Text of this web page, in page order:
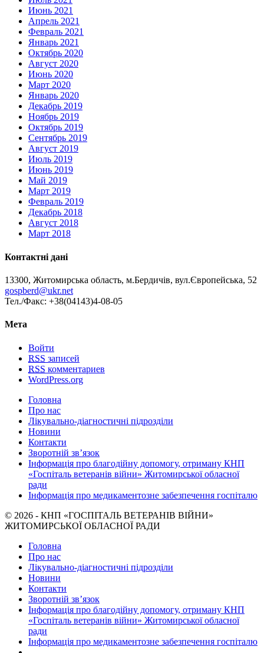
Июнь 2021
Апрель 2021
Февраль 2021
Январь 2021
Октябрь 2020
Август 2020
Июнь 2020
Март 2020
Январь 2020
Декабрь 2019
Ноябрь 2019
Октябрь 2019
Сентябрь 2019
Август 2019
Июль 2019
Июнь 2019
Май 2019
Март 2019
Февраль 2019
Декабрь 2018
Август 2018
Март 2018
Контактні дані
13300, Житомирська область, м.Бердичів, вул.Європейська, 52
gospberd@ukr.net
Тел./Факс: +38(04143)4-08-05
Мета
Войти
RSS записей
RSS комментариев
WordPress.org
Головна
Про нас
Лікувально-діагностичні підрозділи
Новини
Контакти
Зворотній зв’язок
Інформація про благодійну допомогу, отриману КНП
«Госпіталь ветеранів війни» Житомирської обласної
ради
Інформація про медикаментозне забезпечення госпіталю
© 2026 - КНП «ГОСПІТАЛЬ ВЕТЕРАНІВ ВІЙНИ»
ЖИТОМИРСЬКОЇ ОБЛАСНОЇ РАДИ
Головна
Про нас
Лікувально-діагностичні підрозділи
Новини
Контакти
Зворотній зв’язок
Інформація про благодійну допомогу, отриману КНП
«Госпіталь ветеранів війни» Житомирської обласної
ради
Інформація про медикаментозне забезпечення госпіталю